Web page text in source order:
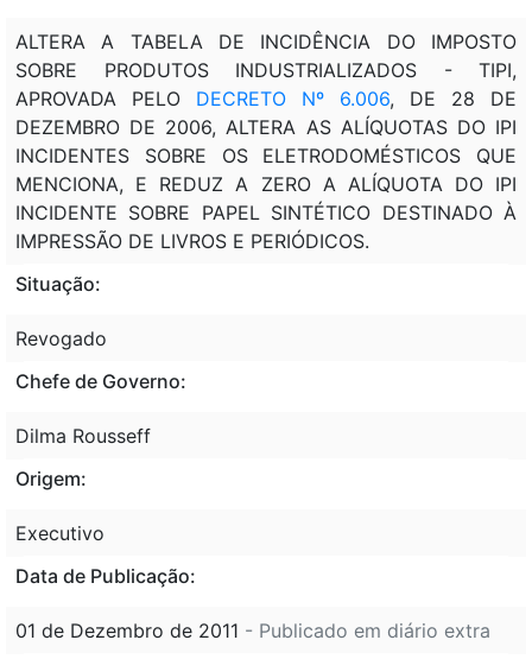
ALTERA A TABELA DE INCIDÊNCIA DO IMPOSTO
SOBRE PRODUTOS INDUSTRIALIZADOS - TIPI,
APROVADA PELO DECRETO Nº 6.006, DE 28 DE
DEZEMBRO DE 2006, ALTERA AS ALÍQUOTAS DO IPI
INCIDENTES SOBRE OS ELETRODOMÉSTICOS QUE
MENCIONA, E REDUZ A ZERO A ALÍQUOTA DO IPI
INCIDENTE SOBRE PAPEL SINTÉTICO DESTINADO À
IMPRESSÃO DE LIVROS E PERIÓDICOS.
Situação:
Revogado
Chefe de Governo:
Dilma Rousseff
Origem:
Executivo
Data de Publicação:
01 de Dezembro de 2011 - Publicado em diário extra